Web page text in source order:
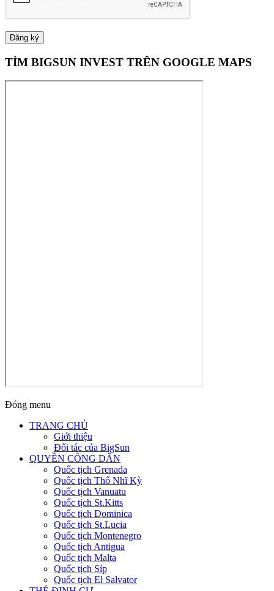
TÌM BIGSUN INVEST TRÊN GOOGLE MAPS
Đóng menu
TRANG CHỦ
Giới thiệu
Đối tác của BigSun
QUYỀN CÔNG DÂN
Quốc tịch Grenada
Quốc tịch Thổ Nhĩ Kỳ
Quốc tịch Vanuatu
Quốc tịch St.Kitts
Quốc tịch Dominica
Quốc tịch St.Lucia
Quốc tịch Montenegro
Quốc tịch Antigua
Quốc tịch Malta
Quốc tịch Síp
Quốc tịch El Salvator